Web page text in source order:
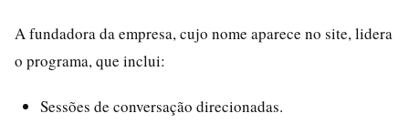
A fundadora da empresa, cujo nome aparece no site, lidera
o programa, que inclui:
Sessões de conversação direcionadas.